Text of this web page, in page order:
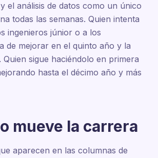
el análisis de datos como un único
todas las semanas. Quien intenta
ingenieros júnior o a los
de mejorar en el quinto año y la
sigue haciéndolo en primera
hasta el décimo año y más
mueve la carrera
aparecen en las columnas de